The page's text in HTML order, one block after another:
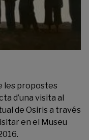
les propostes
d’una visita al
de Osiris a través
en el Museu